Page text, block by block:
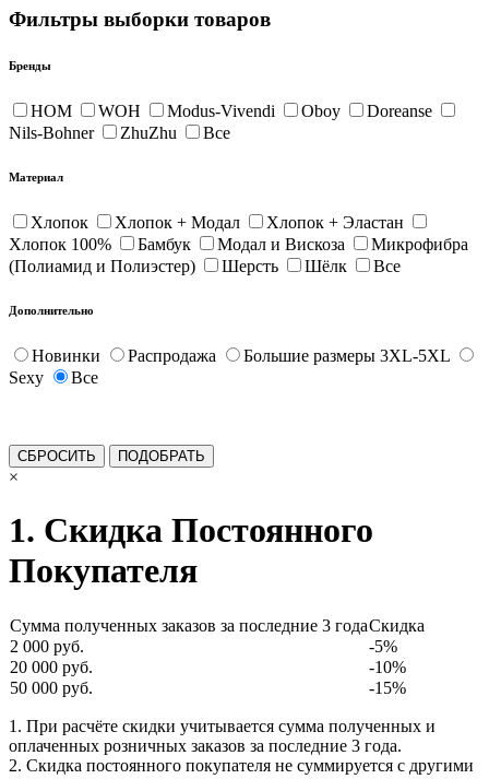
Фильтры выборки товаров
Бренды
HOM WOH Modus-Vivendi Oboy
Doreanse
Nils-Bohner
ZhuZhu Все
Материал
Хлопок Хлопок + Модал
Хлопок + Эластан
Хлопок 100%
Бамбук Модал и Вискоза
Микрофибра
(Полиамид и Полиэстер)
Шерсть Шёлк Все
Дополнительно
Новинки Распродажа
Большие размеры 3XL-5XL
Sexy
Все
×
1. Скидка Постоянного
Покупателя
Сумма полученных заказов за последние 3 годаСкидка
2 000 руб.
-5%
20 000 руб.
-10%
50 000 руб.
-15%
1. При расчёте скидки учитывается сумма полученных и
оплаченных розничных заказов за последние 3 года.
2. Скидка постоянного покупателя не суммируется с другими